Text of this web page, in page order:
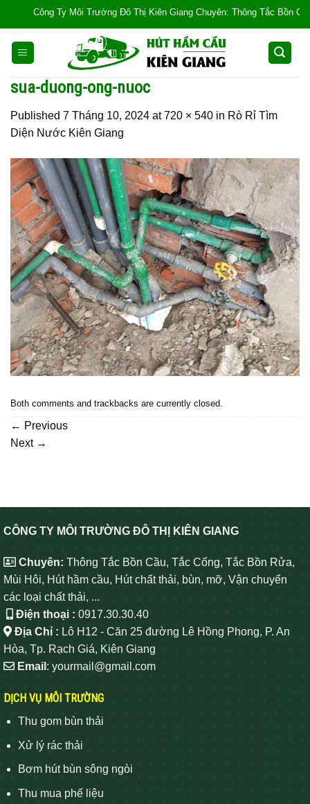
content
Công Ty Môi Trường Đô Thị Kiên Giang Chuyên: Thông Tắc Bồn
sua-duong-ong-nuoc
Published 7 Tháng 10, 2024 at720 × 540 in Rò Rỉ Tìm
Diện Nước Kiên Giang
Both comments and trackbacks are currently closed.
← Previous
Next →
CÔNG TY MÔI TRƯỜNG ĐÔ THỊ KIÊN GIANG
Chuyên: Thông Tắc Bồn Cầu, Tắc Cống, Tắc Bồn Rửa,
Mùi Hôi, Hút hầm cầu, Hút chất thải, bùn, mỡ, Vận chuyển
các loại chất thải, ...
Điện thoại : 0917.30.30.40
Địa Chỉ : Lô H12 - Căn 25 đường Lê Hồng Phong, P. An
Hòa, Tp. Rạch Giá, Kiên Giang
Email : yourmail@gmail.com
DỊCH VỤ MÔI TRƯỜNG
Thu gom bùn thải
Xử lý rác thải
Bơm hút bùn sông ngòi
Thu mua phế liệu